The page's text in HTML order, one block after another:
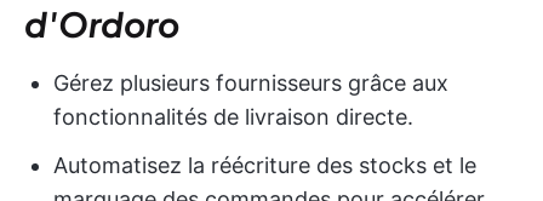
d'Ordoro
Gérez plusieurs fournisseurs grâce aux
fonctionnalités de livraison directe.
Automatisez la réécriture des stocks et le